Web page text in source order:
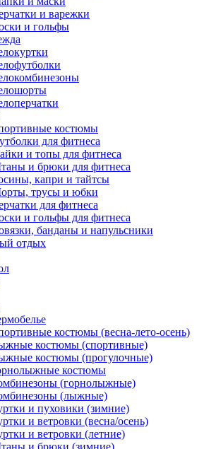
и варежки
и гольфы
костюмы
для фитнеса
и топы для фитнеса
и брюки для фитнеса
капри и тайтсы
трусы и юбки
для фитнеса
и гольфы для фитнеса
банданы и напульсники
отдых
костюмы (весна-лето-осень)
костюмы (спортивные)
костюмы (прогулочные)
костюмы
(горнолыжные)
(лыжные)
и пуховики (зимние)
и ветровки (весна/осень)
и ветровки (летние)
и брюки (зимние)